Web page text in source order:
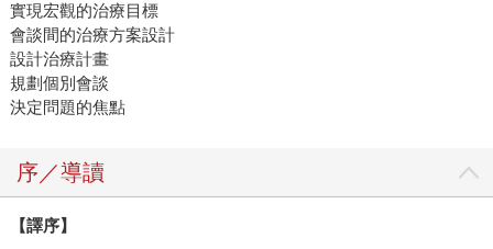
實現宏觀的治療目標
會談間的治療方案設計
設計治療計畫
規劃個別會談
決定問題的焦點
序／導讀
【譯序】